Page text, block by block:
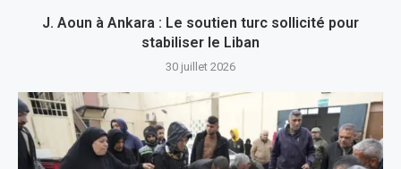
J. Aoun à Ankara : Le soutien turc sollicité pour
stabiliser le Liban
30 juillet 2026